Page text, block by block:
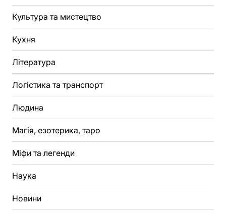
Культура та мистецтво
Кухня
Література
Логістика та транспорт
Людина
Магія, езотерика, таро
Міфи та легенди
Наука
Новини